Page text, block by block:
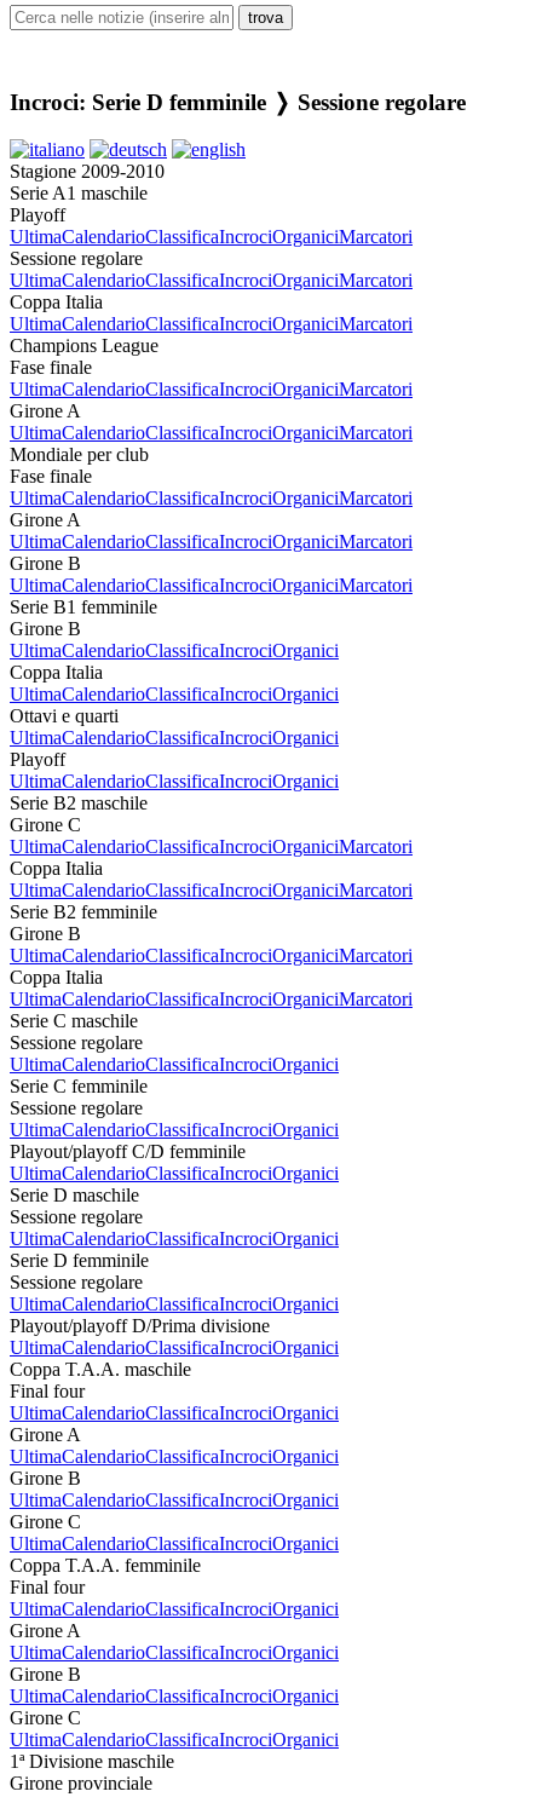
Incroci: Serie D femminile ❭ Sessione regolare
Stagione 2009-2010
Serie A1 maschile
Playoff
UltimaCalendarioClassificaIncrociOrganiciMarcatori
Sessione regolare
UltimaCalendarioClassificaIncrociOrganiciMarcatori
Coppa Italia
UltimaCalendarioClassificaIncrociOrganiciMarcatori
Champions League
Fase finale
UltimaCalendarioClassificaIncrociOrganiciMarcatori
Girone A
UltimaCalendarioClassificaIncrociOrganiciMarcatori
Mondiale per club
Fase finale
UltimaCalendarioClassificaIncrociOrganiciMarcatori
Girone A
UltimaCalendarioClassificaIncrociOrganiciMarcatori
Girone B
UltimaCalendarioClassificaIncrociOrganiciMarcatori
Serie B1 femminile
Girone B
UltimaCalendarioClassificaIncrociOrganici
Coppa Italia
UltimaCalendarioClassificaIncrociOrganici
Ottavi e quarti
UltimaCalendarioClassificaIncrociOrganici
Playoff
UltimaCalendarioClassificaIncrociOrganici
Serie B2 maschile
Girone C
UltimaCalendarioClassificaIncrociOrganiciMarcatori
Coppa Italia
UltimaCalendarioClassificaIncrociOrganiciMarcatori
Serie B2 femminile
Girone B
UltimaCalendarioClassificaIncrociOrganiciMarcatori
Coppa Italia
UltimaCalendarioClassificaIncrociOrganiciMarcatori
Serie C maschile
Sessione regolare
UltimaCalendarioClassificaIncrociOrganici
Serie C femminile
Sessione regolare
UltimaCalendarioClassificaIncrociOrganici
Playout/playoff C/D femminile
UltimaCalendarioClassificaIncrociOrganici
Serie D maschile
Sessione regolare
UltimaCalendarioClassificaIncrociOrganici
Serie D femminile
Sessione regolare
UltimaCalendarioClassificaIncrociOrganici
Playout/playoff D/Prima divisione
UltimaCalendarioClassificaIncrociOrganici
Coppa T.A.A. maschile
Final four
UltimaCalendarioClassificaIncrociOrganici
Girone A
UltimaCalendarioClassificaIncrociOrganici
Girone B
UltimaCalendarioClassificaIncrociOrganici
Girone C
UltimaCalendarioClassificaIncrociOrganici
Coppa T.A.A. femminile
Final four
UltimaCalendarioClassificaIncrociOrganici
Girone A
UltimaCalendarioClassificaIncrociOrganici
Girone B
UltimaCalendarioClassificaIncrociOrganici
Girone C
UltimaCalendarioClassificaIncrociOrganici
1ª Divisione maschile
Girone provinciale